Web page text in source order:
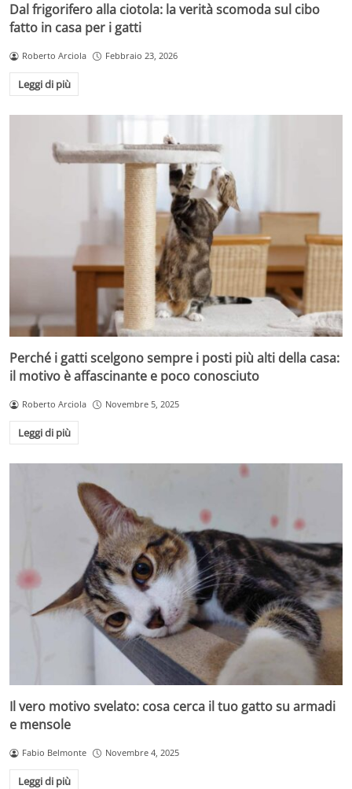
Dal frigorifero alla ciotola: la verità scomoda sul cibo
fatto in casa per i gatti
Roberto Arciola Febbraio 23, 2026
Leggi di più
Perché i gatti scelgono sempre i posti più alti della casa:
il motivo è affascinante e poco conosciuto
Roberto Arciola Novembre 5, 2025
Leggi di più
Il vero motivo svelato: cosa cerca il tuo gatto su armadi
e mensole
Fabio Belmonte Novembre 4, 2025
Leggi di più